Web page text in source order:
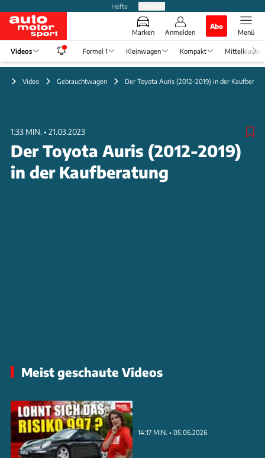
Hefte
Marken Anmelden
Abo
Menü
Videos Formel 1 Kleinwagen Kompakt Mittelklasse
Video Gebrauchtwagen Der Toyota Auris (2012-2019) in der
1:33 MIN. • 21.03.2023
Der Toyota Auris (2012-2019)
in der Kaufberatung
Meist geschaute Videos
14:17 MIN. • 05.06.2026